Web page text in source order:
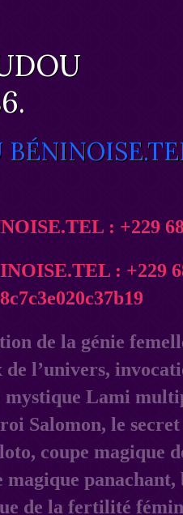
: +229
de la génie
de l’univers,
mystique Lami
Salomon, le
coupe magique
panachant,
de la fertilité